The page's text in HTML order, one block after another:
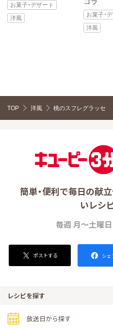
お菓子・デザート
洋風
お菓子・
洋風
TOP 洋風 桃のスフレグラッセ
簡単・便利で毎日の献
いレシ
毎週 月～土曜
ポストする シェ
レシピを探す
放送日から探す